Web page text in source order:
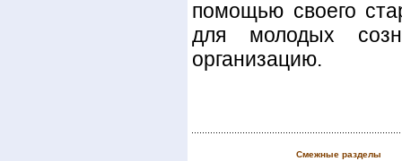
помощью своего
для молодых
организацию.
Смежные разделы